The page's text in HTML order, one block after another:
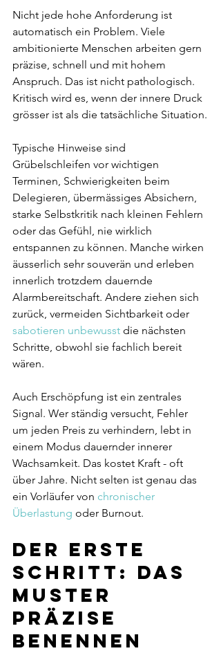
Nicht jede hohe Anforderung ist
automatisch ein Problem. Viele
ambitionierte Menschen arbeiten gern
präzise, schnell und mit hohem
Anspruch. Das ist nicht pathologisch.
Kritisch wird es, wenn der innere Druck
grösser ist als die tatsächliche Situation.
Typische Hinweise sind
Grübelschleifen vor wichtigen
Terminen, Schwierigkeiten beim
Delegieren, übermässiges Absichern,
starke Selbstkritik nach kleinen Fehlern
oder das Gefühl, nie wirklich
entspannen zu können. Manche wirken
äusserlich sehr souverän und erleben
innerlich trotzdem dauernde
Alarmbereitschaft. Andere ziehen sich
zurück, vermeiden Sichtbarkeit oder
sabotieren unbewusst die nächsten
Schritte, obwohl sie fachlich bereit
wären.
Auch Erschöpfung ist ein zentrales
Signal. Wer ständig versucht, Fehler
um jeden Preis zu verhindern, lebt in
einem Modus dauernder innerer
Wachsamkeit. Das kostet Kraft - oft
über Jahre. Nicht selten ist genau das
ein Vorläufer von chronischer
Überlastung oder Burnout.
Der erste
Schritt: Das
Muster
präzise
benennen